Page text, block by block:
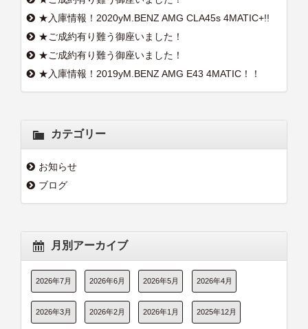
★入庫情報！2020yM.BENZ AMG CLA45s 4MATIC+!!
★ご成約有り難う御座いました！
★ご成約有り難う御座いました！
★入庫情報！2019yM.BENZ AMG E43 4MATIC！！
カテゴリー
お知らせ
ブログ
月別アーカイブ
2026年7月 2026年6月 2026年5月 2026年4月
2026年3月 2026年2月 2026年1月 2025年12月